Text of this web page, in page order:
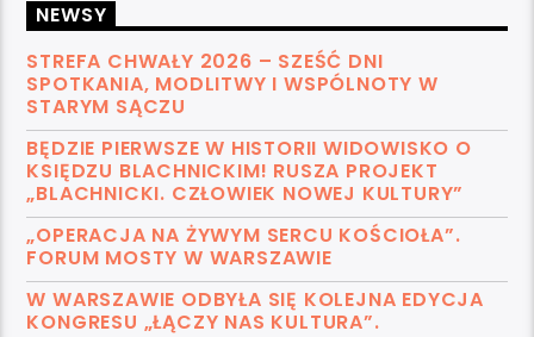
NEWSY
STREFA CHWAŁY 2026 – SZEŚĆ DNI
SPOTKANIA, MODLITWY I WSPÓLNOTY W
STARYM SĄCZU
BĘDZIE PIERWSZE W HISTORII WIDOWISKO O
KSIĘDZU BLACHNICKIM! RUSZA PROJEKT
„BLACHNICKI. CZŁOWIEK NOWEJ KULTURY”
„OPERACJA NA ŻYWYM SERCU KOŚCIOŁA”.
FORUM MOSTY W WARSZAWIE
W WARSZAWIE ODBYŁA SIĘ KOLEJNA EDYCJA
KONGRESU „ŁĄCZY NAS KULTURA”.